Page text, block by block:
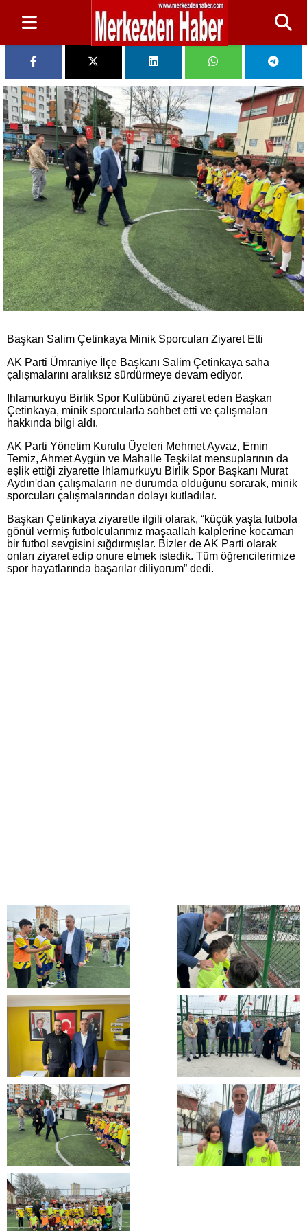
Başkan Salim Çetinkaya Minik Sporcuları Ziyaret Etti
AK Parti Ümraniye İlçe Başkanı Salim Çetinkaya saha
çalışmalarını aralıksız sürdürmeye devam ediyor.
Ihlamurkuyu Birlik Spor Kulübünü ziyaret eden Başkan
Çetinkaya, minik sporcularla sohbet etti ve çalışmaları
hakkında bilgi aldı.
AK Parti Yönetim Kurulu Üyeleri Mehmet Ayvaz, Emin
Temiz, Ahmet Aygün ve Mahalle Teşkilat mensuplarının da
eşlik ettiği ziyarette Ihlamurkuyu Birlik Spor Başkanı Murat
Aydın'dan çalışmaların ne durumda olduğunu sorarak, minik
sporcuları çalışmalarından dolayı kutladılar.
Başkan Çetinkaya ziyaretle ilgili olarak, “küçük yaşta futbola
gönül vermiş futbolcularımız maşaallah kalplerine kocaman
bir futbol sevgisini sığdırmışlar. Bizler de AK Parti olarak
onları ziyaret edip onure etmek istedik. Tüm öğrencilerimize
spor hayatlarında başarılar diliyorum” dedi.